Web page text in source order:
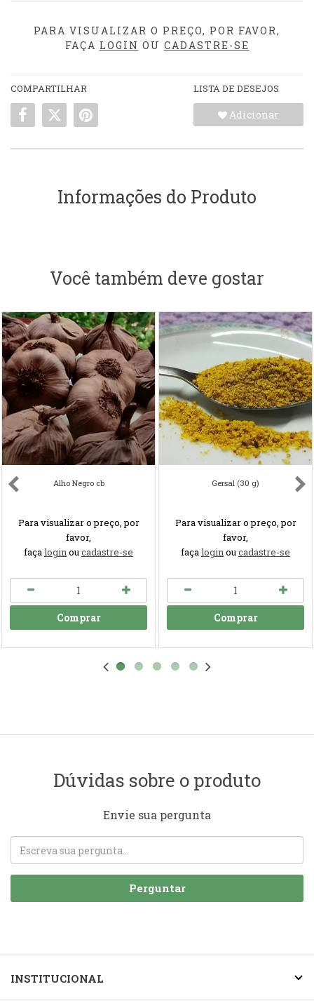
PARA VISUALIZAR O PREÇO, POR FAVOR,
FAÇA LOGIN OU CADASTRE-SE
COMPARTILHAR LISTA DE DESEJOS
Adicionar
Informações do Produto
Você também deve gostar
Alho Negro cb
Para visualizar o preço, por
favor,
façaloginoucadastre-se
Comprar
Gersal (30 g)
Para visualizar o preço, por
favor,
façaloginoucadastre-se
Comprar
Dúvidas sobre o produto
Envie sua pergunta
Perguntar
INSTITUCIONAL